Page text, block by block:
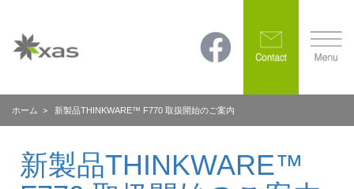
ホーム > 新製品THINKWARE™ F770 取扱開始のご案内
新製品THINKWARE™